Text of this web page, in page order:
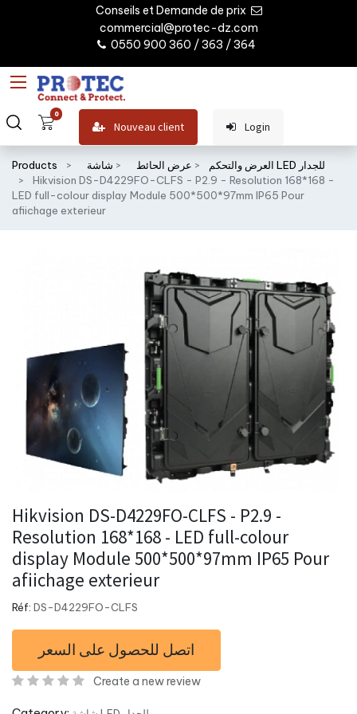
Conseils et Demande de prix
commercial@protec-dz.com
0550 900 360 / 363 / 364
0
Nouveau client Login
Products العرض والتحكم عرض الحائط
شاشة LED للجدار
Hikvision DS-D4229FO-CLFS - P2.9 - Resolution 168*168 -
LED full-colour display Module 500*500*97mm IP65 Pour
afiichage exterieur
Hikvision DS-D4229FO-CLFS - P2.9 -
Resolution 168*168 - LED full-colour
display Module 500*500*97mm IP65 Pour
afiichage exterieur
Réf: DS-D4229FO-CLFS
اتصل للحصول على السعر
Create a new review